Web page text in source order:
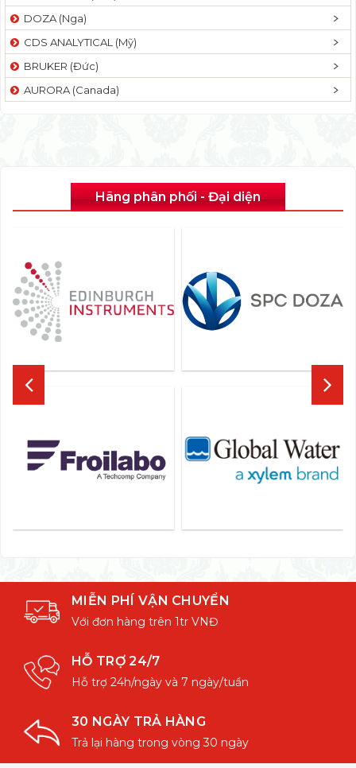
DOZA (Nga)
CDS ANALYTICAL (Mỹ)
BRUKER (Đức)
AURORA (Canada)
Hãng phân phối - Đại diện
MIỄN PHÍ VẬN CHUYỂN
Với đơn hàng trên 1tr VNĐ
HỖ TRỢ 24/7
Hỗ trợ 24h/ngày và 7 ngày/tuần
30 NGÀY TRẢ HÀNG
Trả lại hàng trong vòng 30 ngày